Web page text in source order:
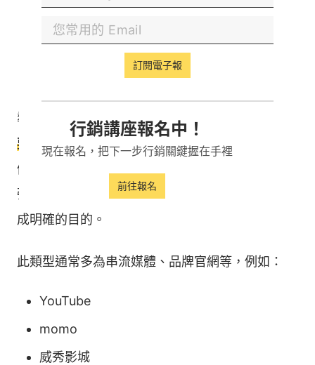
訂閱電子報
行銷講座報名中！
現在報名，把下一步行銷關鍵握在手裡
前往報名
設置 CTA ，提升使用者直接購買的意願。
（四）導航型搜尋意圖
導航型搜尋意圖通常使用在
「使用者心中已經有
要去的網站，直接搜尋該網站名稱前往。」
候。導航型搜尋意圖的購物行為會比交易型更來得
強烈，使用者希望快速找到所需資訊或服務，以達
成明確的目的。
此類型通常多為串流媒體、品牌官網等，例如：
YouTube
momo
威秀影城